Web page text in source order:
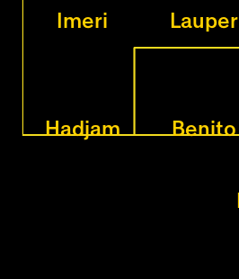
Imeri Lauper
Hadjam Benito